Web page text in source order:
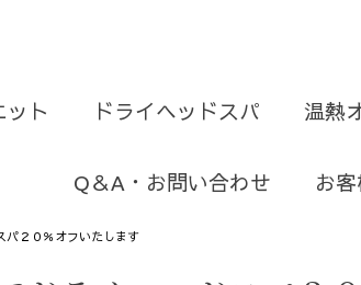
ット ドライヘッドスパ 温熱
Q＆A・お問い合わせ お
パ２０％オフいたします